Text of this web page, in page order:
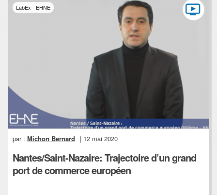
LabEx - EHNE
par :Michon Bernard | 12 mai 2020
Nantes/Saint-Nazaire: Trajectoire d’un grand
port de commerce européen